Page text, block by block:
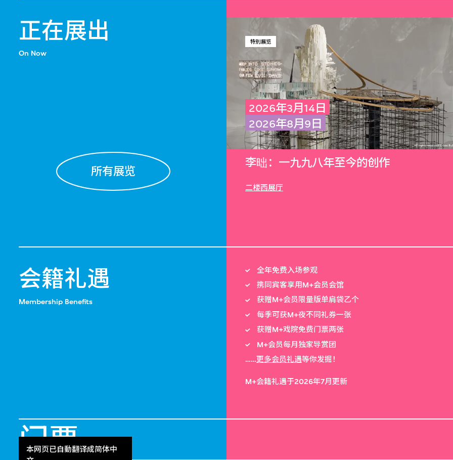
本网页已自動翻译成简体中
正在展出
On Now
所有展览
特别展览
2026年3月14日
2026年8月9日
李昢：一九九八年至今的创作
二楼西展厅
会籍礼遇
Membership Benefits
全年免费入场参观
携同宾客享用M+会员会馆
获赠M+会员限量版单肩袋乙个
每季可获M+夜不同礼券一张
获赠M+戏院免费门票两张
M+会员每月独家导赏团
……更多会员礼遇等你发掘！
M+会籍礼遇于2026年7月更新
门票 Get Tickets